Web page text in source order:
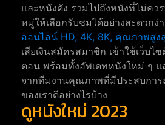
และหนังดัง รวมไปถึงหนังที่ไม่คว
หมู่ให้เลือกรับชมได้อย่างสะดวกง่
ออนไลน์ HD, 4K, 8K, คุณภาพสูง
เสียเงินสมัครสมาชิก เข้าใช้เว็บไ
ตอน พร้อมทั้งอัพเดทหนังใหม่ ๆ แ
จากทีมงานคุณภาพที่มีประสบกา
ของเราดีอย่างไรบ้าง
ดูหนังใหม่ 2023